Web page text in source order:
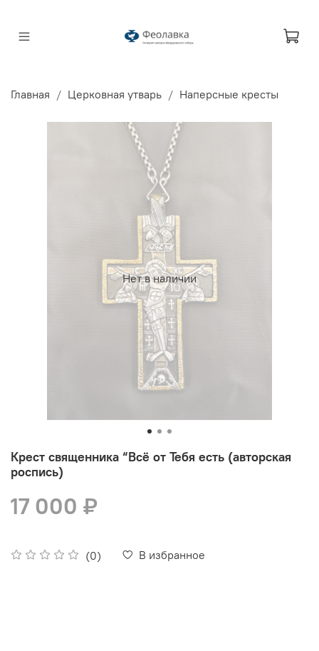
Главная Церковная утварь Наперсные кресты
Нет в наличии
Крест священника “Всё от Тебя есть (авторская
роспись)
(0) В избранное
17 000 ₽